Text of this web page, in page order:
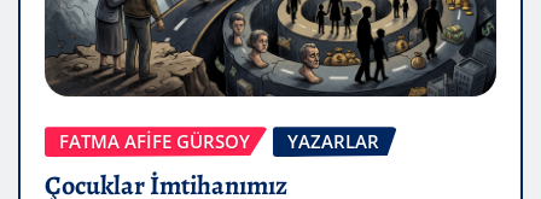
FATMA AFİFE GÜRSOY YAZARLAR
Çocuklar İmtihanımız